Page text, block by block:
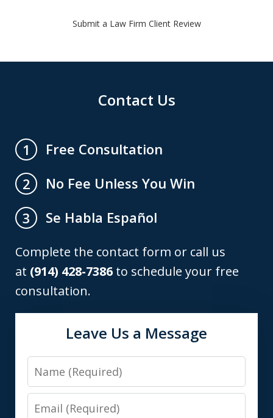
Submit a Law Firm Client Review
Contact Us
1
Free Consultation
2
No Fee Unless You Win
3
Se Habla Español
Complete the contact form or call us
at (914) 428-7386 to schedule your free
consultation.
Leave Us a Message
Name
Email